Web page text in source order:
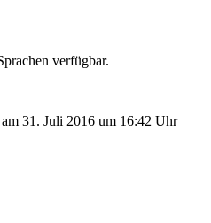
verfügbar.
31. Juli 2016 um 16:42 Uhr